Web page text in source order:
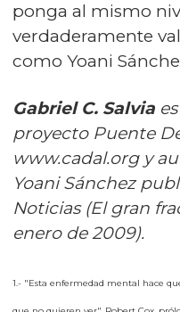
ponga al mismo
verdaderamente
como Yoani
Gabriel C. Salvia
proyecto Puente
www.cadal.orgy
Yoani Sánchez
Noticias (El gran
enero de 2009).
1.- "Esta enfermedad mental hace